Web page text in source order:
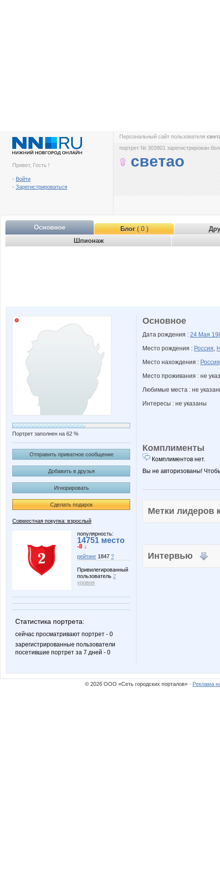
Привет, Гость !
- Войти
- Зарегистрироваться
Персональный сайт пользователя
портрет № 303901 зарегистрирован
светао
Основное Блог( 0 )
Шпионаж
Портрет заполнен на 62 %
Отправить приватное сообщение
Добавить в друзья
Игнорировать
Сделать подарок
Совместная покупка: взрослый
популярность:
14751 место
-8 ↓
рейтинг 1847 ?
Привилегированный
пользователь 2
уровня
Статистика портрета:
сейчас просматривают портрет - 0
зарегистрированные пользователи
посетившие портрет за 7 дней - 0
Основное
Дата рождения : 24 Мая
Место рождения : Россия,
Место нахождения : Россия
Место проживания : не
Любимые места : не
Интересы : не указаны
Комплименты
Комплиментов нет.
Вы не авторизованы!
Метки
Интервью
© 2026 ООО «Сеть городских порталов» · Реклама